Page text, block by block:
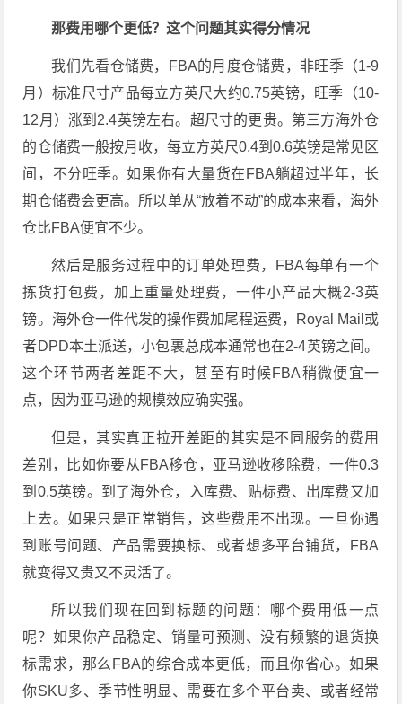
那费用哪个更低？这个问题其实得分情况
我们先看仓储费，FBA的月度仓储费，非旺季（1-9
月）标准尺寸产品每立方英尺大约0.75英镑，旺季（10-
12月）涨到2.4英镑左右。超尺寸的更贵。第三方海外仓
的仓储费一般按月收，每立方英尺0.4到0.6英镑是常见区
间，不分旺季。如果你有大量货在FBA躺超过半年，长
期仓储费会更高。所以单从“放着不动”的成本来看，海外
仓比FBA便宜不少。
然后是服务过程中的订单处理费，FBA每单有一个
拣货打包费，加上重量处理费，一件小产品大概2-3英
镑。海外仓一件代发的操作费加尾程运费，Royal Mail或
者DPD本土派送，小包裹总成本通常也在2-4英镑之间。
这个环节两者差距不大，甚至有时候FBA稍微便宜一
点，因为亚马逊的规模效应确实强。
但是，其实真正拉开差距的其实是不同服务的费用
差别，比如你要从FBA移仓，亚马逊收移除费，一件0.3
到0.5英镑。到了海外仓，入库费、贴标费、出库费又加
上去。如果只是正常销售，这些费用不出现。一旦你遇
到账号问题、产品需要换标、或者想多平台铺货，FBA
就变得又贵又不灵活了。
所以我们现在回到标题的问题：哪个费用低一点
呢？ 如果你产品稳定、销量可预测、没有频繁的退货换
标需求，那么FBA的综合成本更低，而且你省心。如果
你SKU多、季节性明显、需要在多个平台卖、或者经常